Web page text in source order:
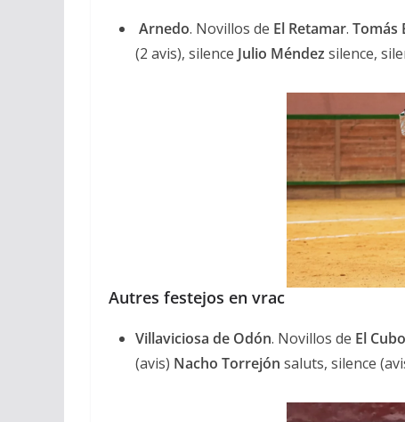
Arnedo. Novillos de El Retamar. Tomás
(2 avis), silence Julio Méndez silence,
Autres festejos en vrac
Villaviciosa de Odón. Novillos de El Cubo
(avis) Nacho Torrejón saluts, silence